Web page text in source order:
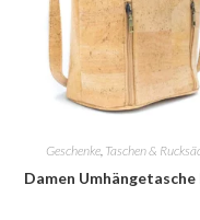
Geschenke, Taschen &
Damen